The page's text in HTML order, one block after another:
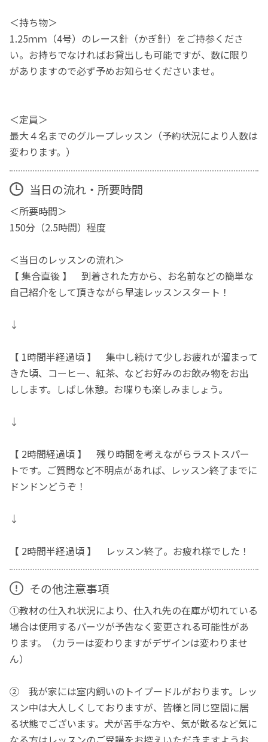
＜持ち物＞
1.25ｍｍ（4号）のレース針（かぎ針）をご持参くださ
い。お持ちでなければお貸出しも可能ですが、数に限り
がありますので必ず予めお知らせくださいませ。
＜定員＞
最大４名までのグループレッスン（予約状況により人数は
変わります。）
当日の流れ・所要時間
＜所要時間＞
150分（2.5時間）程度
＜当日のレッスンの流れ＞
【 集合直後 】 到着された方から、お名前などの簡単な
自己紹介をして頂きながら早速レッスンスタート！
↓
【 1時間半経過頃 】 集中し続けて少しお疲れが溜まって
きた頃、コーヒー、紅茶、などお好みのお飲み物をお出
しします。しばし休憩。お喋りも楽しみましょう。
↓
【 2時間経過頃 】 残り時間を考えながらラストスパー
トです。ご質問など不明点があれば、レッスン終了までに
ドンドンどうぞ！
↓
【 2時間半経過頃 】 レッスン終了。お疲れ様でした！
その他注意事項
①教材の仕入れ状況により、仕入れ先の在庫が切れている
場合は使用するパーツが予告なく変更される可能性があ
ります。（カラーは変わりますがデザインは変わりませ
ん）
② 我が家には室内飼いのトイプードルがおります。レッ
スン中は大人しくしておりますが、皆様と同じ空間に居
る状態でございます。犬が苦手な方や、気が散るなど気に